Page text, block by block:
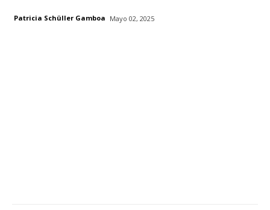
Patricia Schüller Gamboa Mayo 02, 2025